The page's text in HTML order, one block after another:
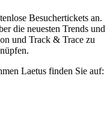
Besuchertickets an.
die neuesten Trends und
und Track & Trace zu
Laetus finden Sie auf: